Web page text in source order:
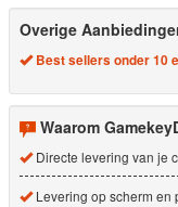
Overige
Best sellers onder 10
Waarom
Directe levering van je
Levering op scherm en